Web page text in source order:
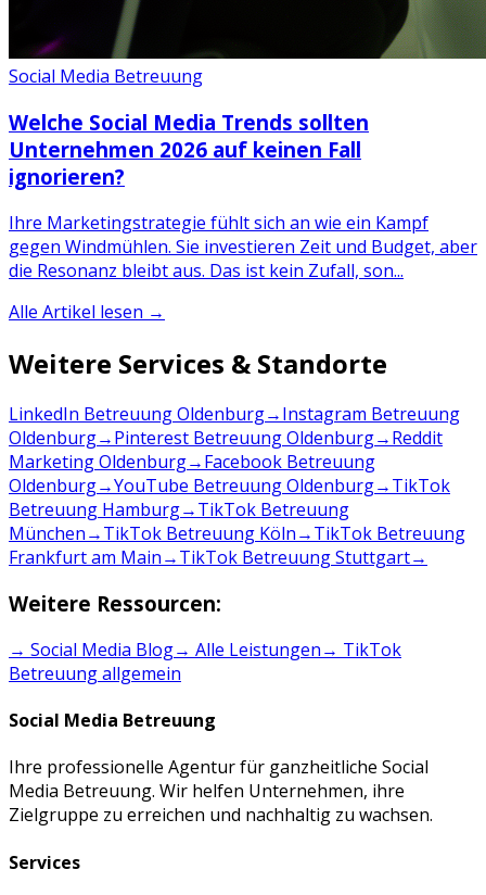
Social Media Betreuung
Welche Social Media Trends sollten
Unternehmen 2026 auf keinen Fall
ignorieren?
Ihre Marketingstrategie fühlt sich an wie ein Kampf
gegen Windmühlen. Sie investieren Zeit und Budget, aber
die Resonanz bleibt aus. Das ist kein Zufall, son...
Alle Artikel lesen →
Weitere Services & Standorte
LinkedIn Betreuung Oldenburg→Instagram Betreuung
Oldenburg→Pinterest Betreuung Oldenburg→Reddit
Marketing Oldenburg→Facebook Betreuung
Oldenburg→YouTube Betreuung Oldenburg→TikTok
Betreuung Hamburg→TikTok Betreuung
München→TikTok Betreuung Köln→TikTok Betreuung
Frankfurt am Main→TikTok Betreuung Stuttgart→
Weitere Ressourcen:
→ Social Media Blog→ Alle Leistungen→ TikTok
Betreuungallgemein
Social Media Betreuung
Ihre professionelle Agentur für ganzheitliche Social
Media Betreuung. Wir helfen Unternehmen, ihre
Zielgruppe zu erreichen und nachhaltig zu wachsen.
Services